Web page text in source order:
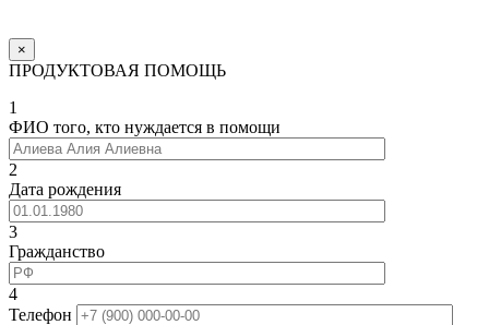
×
ПРОДУКТОВАЯ ПОМОЩЬ
1
ФИО того, кто нуждается в помощи
2
Дата рождения
3
Гражданство
4
Телефон